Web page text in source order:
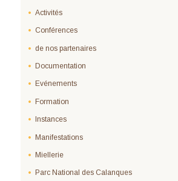
Activités
Conférences
de nos partenaires
Documentation
Evénements
Formation
Instances
Manifestations
Miellerie
Parc National des Calanques